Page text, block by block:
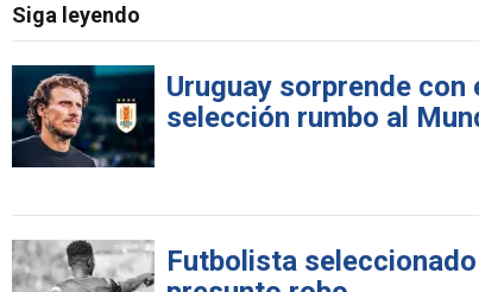
Siga leyendo
Uruguay sorprende con
selección rumbo al
Futbolista